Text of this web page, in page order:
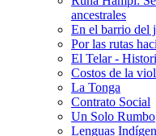
ancestrales
En el barrio del
Por las rutas
El Telar -
Costos de la
La Tonga
Contrato Social
Un Solo Rumbo
Lenguas